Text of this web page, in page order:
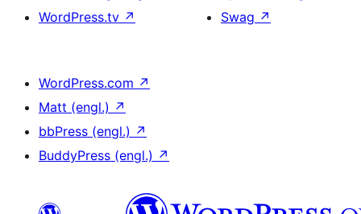
WordPress.tv ↗
Swag ↗
WordPress.com ↗
Matt (engl.) ↗
bbPress (engl.) ↗
BuddyPress (engl.) ↗